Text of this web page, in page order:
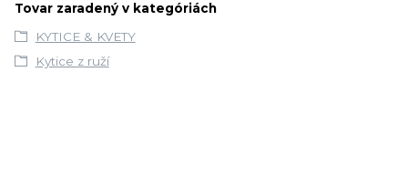
Tovar zaradený v kategóriách
KYTICE & KVETY
Kytice z ruží